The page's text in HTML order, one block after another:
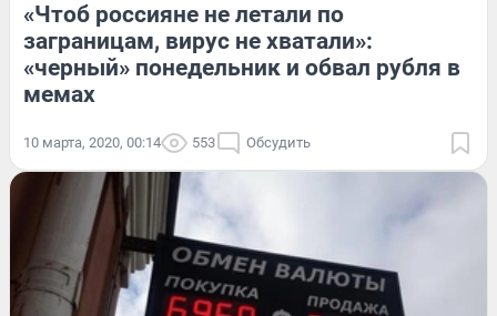
«Чтоб россияне не летали по
заграницам, вирус не хватали»:
«черный» понедельник и обвал рубля в
мемах
10 марта, 2020, 00:14 553 Обсудить